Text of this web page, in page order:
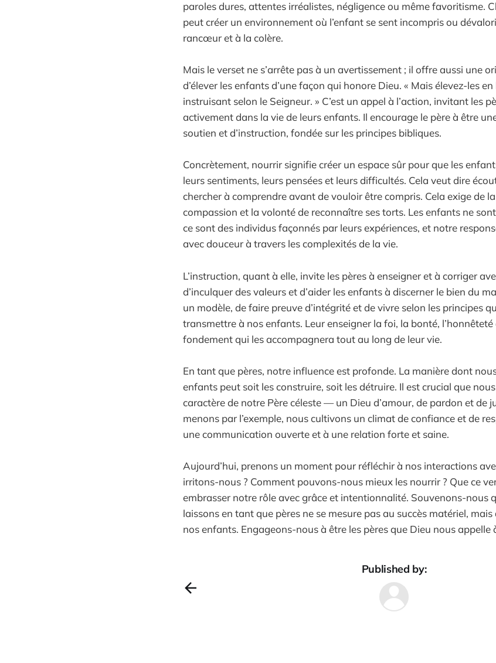
paroles dures, attentes irréalistes, négligence ou même favoritisme.
peut créer un environnement où l’enfant se sent incompris ou
rancœur et à la colère.
Mais le verset ne s’arrête pas à un avertissement ; il offre aussi une
d’élever les enfants d’une façon qui honore Dieu. « Mais élevez-les
instruisant selon le Seigneur. » C’est un appel à l’action, invitant les
activement dans la vie de leurs enfants. Il encourage le père à être
soutien et d’instruction, fondée sur les principes bibliques.
Concrètement, nourrir signifie créer un espace sûr pour que les
leurs sentiments, leurs pensées et leurs difficultés. Cela veut dire
chercher à comprendre avant de vouloir être compris. Cela exige de
compassion et la volonté de reconnaître ses torts. Les enfants ne
ce sont des individus façonnés par leurs expériences, et notre
avec douceur à travers les complexités de la vie.
L’instruction, quant à elle, invite les pères à enseigner et à corriger
d’inculquer des valeurs et d’aider les enfants à discerner le bien du
un modèle, de faire preuve d’intégrité et de vivre selon les principes
transmettre à nos enfants. Leur enseigner la foi, la bonté, l’honnêteté
fondement qui les accompagnera tout au long de leur vie.
En tant que pères, notre influence est profonde. La manière dont
enfants peut soit les construire, soit les détruire. Il est crucial que
caractère de notre Père céleste — un Dieu d’amour, de pardon et de
menons par l’exemple, nous cultivons un climat de confiance et de
une communication ouverte et à une relation forte et saine.
Aujourd’hui, prenons un moment pour réfléchir à nos interactions
irritons-nous ? Comment pouvons-nous mieux les nourrir ? Que ce
embrasser notre rôle avec grâce et intentionnalité. Souvenons-nous
laissons en tant que pères ne se mesure pas au succès matériel,
nos enfants. Engageons-nous à être les pères que Dieu nous appelle
Published by: